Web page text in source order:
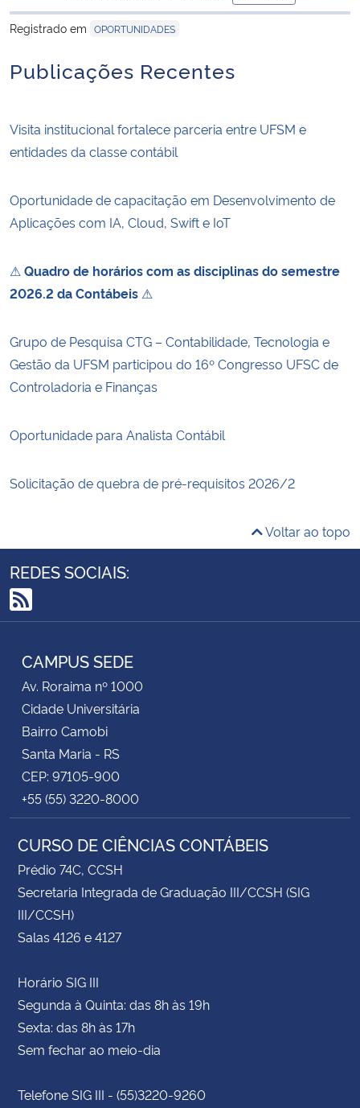
para área de
Registrado em OPORTUNIDADES
Publicações Recentes
Visita institucional fortalece parceria entre UFSM e
entidades da classe contábil
Oportunidade de capacitação em Desenvolvimento de
Aplicações com IA, Cloud, Swift e IoT
⚠ Quadro de horários com as disciplinas do semestre
2026.2 da Contábeis ⚠
Grupo de Pesquisa CTG – Contabilidade, Tecnologia e
Gestão da UFSM participou do 16º Congresso UFSC de
Controladoria e Finanças
Oportunidade para Analista Contábil
Solicitação de quebra de pré-requisitos 2026/2
Voltar ao topo
REDES SOCIAIS:
RSS
CAMPUS SEDE
Av. Roraima nº 1000
Cidade Universitária
Bairro Camobi
Santa Maria - RS
CEP: 97105-900
+55 (55) 3220-8000
CURSO DE CIÊNCIAS CONTÁBEIS
Prédio 74C, CCSH
Secretaria Integrada de Graduação III/CCSH (SIG
III/CCSH)
Salas 4126 e 4127
Horário SIG III
Segunda à Quinta: das 8h às 19h
Sexta: das 8h às 17h
Sem fechar ao meio-dia
Telefone SIG III - (55)3220-9260